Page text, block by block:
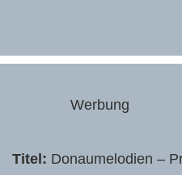
Werbung
Titel: Donaumelodien –